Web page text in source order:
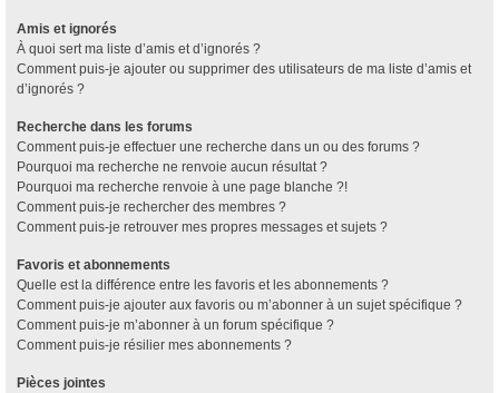
Amis et ignorés
À quoi sert ma liste d’amis et d’ignorés ?
Comment puis-je ajouter ou supprimer des utilisateurs de ma liste d’amis et
d’ignorés ?
Recherche dans les forums
Comment puis-je effectuer une recherche dans un ou des forums ?
Pourquoi ma recherche ne renvoie aucun résultat ?
Pourquoi ma recherche renvoie à une page blanche ?!
Comment puis-je rechercher des membres ?
Comment puis-je retrouver mes propres messages et sujets ?
Favoris et abonnements
Quelle est la différence entre les favoris et les abonnements ?
Comment puis-je ajouter aux favoris ou m’abonner à un sujet spécifique ?
Comment puis-je m’abonner à un forum spécifique ?
Comment puis-je résilier mes abonnements ?
Pièces jointes